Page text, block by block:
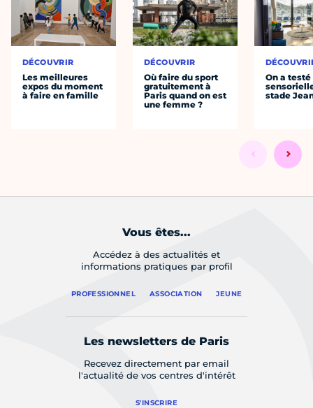
DÉCOUVRIR
Les meilleures
expos du moment
à faire en famille
DÉCOUVRIR
Où faire du sport
gratuitement à
Paris quand on est
une femme ?
On a
stade
Vous êtes...
Accédez à des actualités et
informations pratiques par profil
PROFESSIONNEL ASSOCIATION JEUNE
Les newsletters de Paris
Recevez directement par email
l'actualité de vos centres d'intérêt
S'INSCRIRE